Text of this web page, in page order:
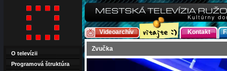
Videoarchív Kontakt
Zvučka
O televízii
Programová štruktúra